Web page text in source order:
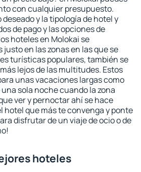
con cualquier presupuesto.
y la tipología de hotel y
de pago y las opciones de
hoteles en Molokai se
en las zonas en las que se
turísticas populares, también se
lejos de las multitudes. Estos
unas vacaciones largas como
sola noche cuando la zona
ver y pernoctar ahí se hace
hotel que más te convenga y ponte
disfrutar de un viaje de ocio o de
hoteles